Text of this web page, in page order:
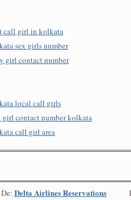
call girl in kolkata
sex girls number
girl contact number
local call girls
girl contact number kolkata
call girl area
De: Delta Airlines Reservations